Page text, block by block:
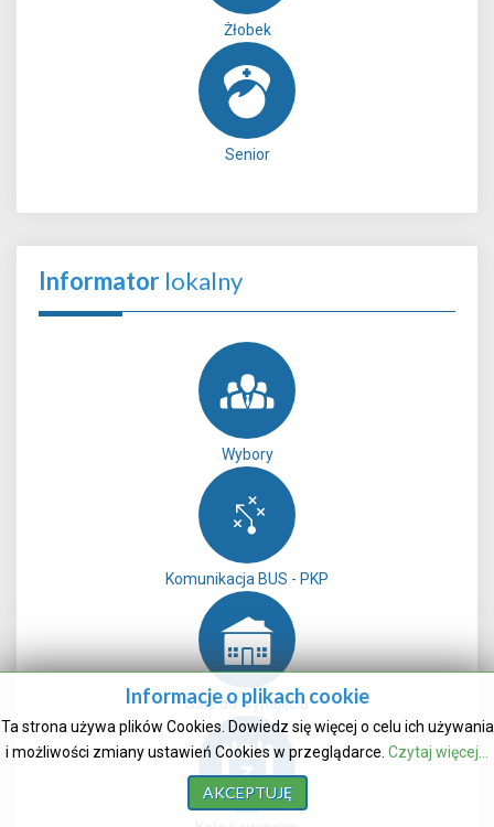
Żłobek
Senior
Informator lokalny
Wybory
Komunikacja BUS - PKP
Sale do wynajęcia
Informacje o plikach cookie
Ta strona używa plików Cookies. Dowiedz się więcej o celu ich używania
i możliwości zmiany ustawień Cookies w przeglądarce. Czytaj więcej...
AKCEPTUJĘ